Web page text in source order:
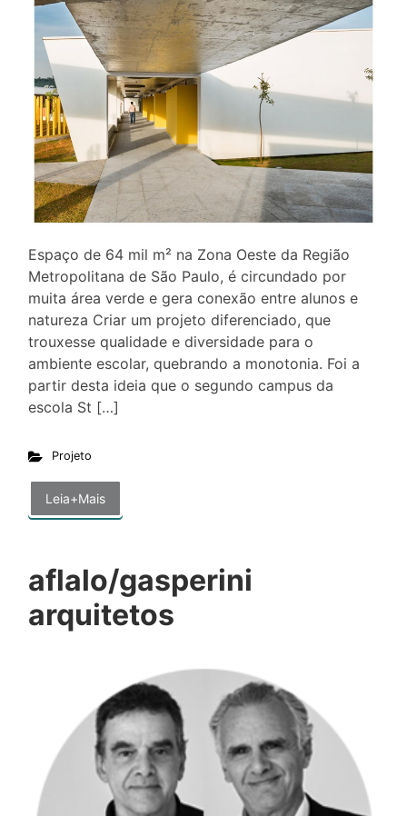
Espaço de 64 mil m² na Zona Oeste da Região
Metropolitana de São Paulo, é circundado por
muita área verde e gera conexão entre alunos e
natureza Criar um projeto diferenciado, que
trouxesse qualidade e diversidade para o
ambiente escolar, quebrando a monotonia. Foi a
partir desta ideia que o segundo campus da
escola St […]
Projeto
Leia+Mais
aflalo/gasperini
arquitetos